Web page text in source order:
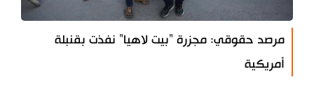
مرصد حقوقي: مجزرة "بيت لاهيا" نفذت بقنبلة
أمريكية